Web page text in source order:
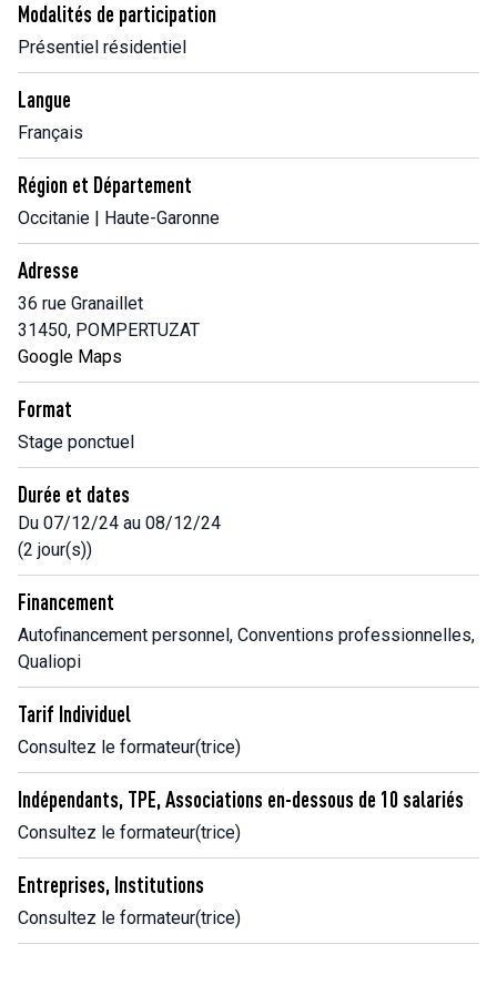
Modalités de participation
Présentiel résidentiel
Langue
Français
Région et Département
Occitanie | Haute-Garonne
Adresse
36 rue Granaillet
31450, POMPERTUZAT
Google Maps
Format
Stage ponctuel
Durée et dates
Du 07/12/24 au 08/12/24
(2 jour(s))
Financement
Autofinancement personnel, Conventions professionnelles,
Qualiopi
Tarif Individuel
Consultez le formateur(trice)
Indépendants, TPE, Associations en-dessous de 10 salariés
Consultez le formateur(trice)
Entreprises, Institutions
Consultez le formateur(trice)